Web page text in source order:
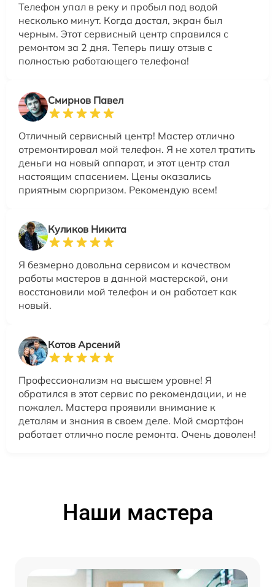
Телефон упал в реку и пробыл под водой
несколько минут. Когда достал, экран был
черным. Этот сервисный центр справился с
ремонтом за 2 дня. Теперь пишу отзыв с
полностью работающего телефона!
Смирнов Павел
Отличный сервисный центр! Мастер отлично
отремонтировал мой телефон. Я не хотел тратить
деньги на новый аппарат, и этот центр стал
настоящим спасением. Цены оказались
приятным сюрпризом. Рекомендую всем!
Куликов Никита
Я безмерно довольна сервисом и качеством
работы мастеров в данной мастерской, они
восстановили мой телефон и он работает как
новый.
Котов Арсений
Профессионализм на высшем уровне! Я
обратился в этот сервис по рекомендации, и не
пожалел. Мастера проявили внимание к
деталям и знания в своем деле. Мой смартфон
работает отлично после ремонта. Очень доволен!
Наши мастера